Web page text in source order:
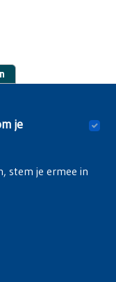
je
stem je ermee in